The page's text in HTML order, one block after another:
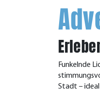
Funkelnde
Stadt –